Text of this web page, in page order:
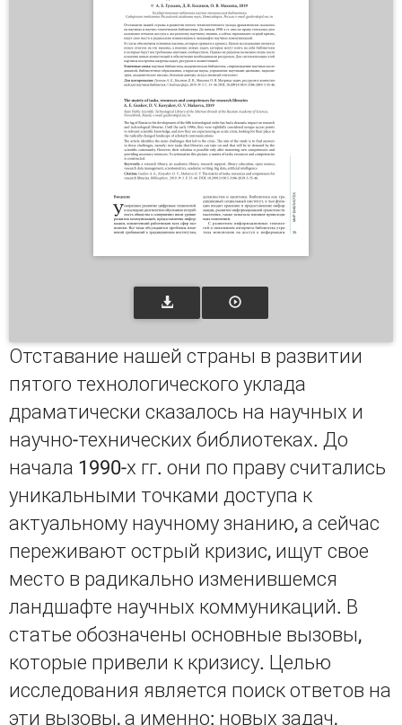
Отставание нашей страны в развитии
пятого технологического уклада
драматически сказалось на научных и
научно-технических библиотеках. До
начала 1990-х гг. они по праву считались
уникальными точками доступа к
актуальному научному знанию, а сейчас
переживают острый кризис, ищут свое
место в радикально изменившемся
ландшафте научных коммуникаций. В
статье обозначены основные вызовы,
которые привели к кризису. Целью
исследования является поиск ответов на
эти вызовы, а именно: новых задач,